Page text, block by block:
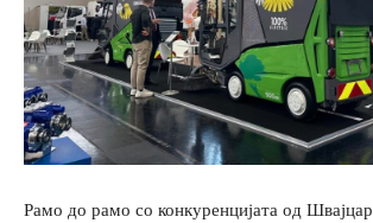
Рамо до рамо со конкуренцијата од